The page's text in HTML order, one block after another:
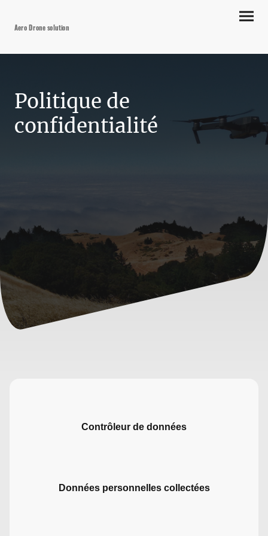
Aero Drone solution
Politique de
confidentialité
Contrôleur de données
Données personnelles collectées